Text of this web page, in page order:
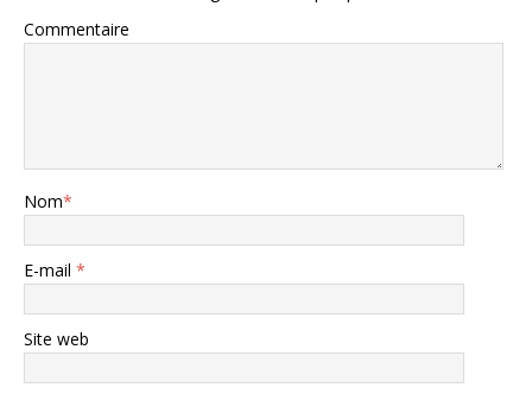
Commentaire
Nom*
E-mail *
Site web